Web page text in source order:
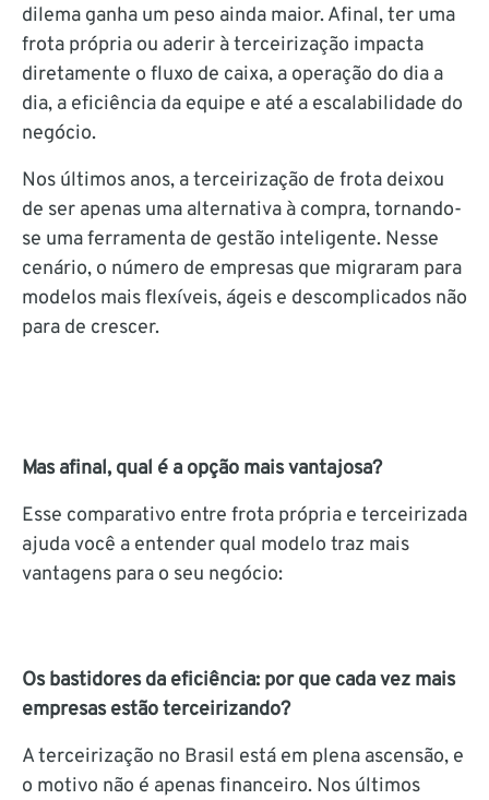
dilema ganha um peso ainda maior. Afinal, ter uma
frota própria ou aderir à terceirização impacta
diretamente o fluxo de caixa, a operação do dia a
dia, a eficiência da equipe e até a escalabilidade do
negócio.
Nos últimos anos, a terceirização de frota deixou
de ser apenas uma alternativa à compra, tornando-
se uma ferramenta de gestão inteligente. Nesse
cenário, o número de empresas que migraram para
modelos mais flexíveis, ágeis e descomplicados não
para de crescer.
Mas afinal, qual é a opção mais vantajosa?
Esse comparativo entre frota própria e terceirizada
ajuda você a entender qual modelo traz mais
vantagens para o seu negócio:
Os bastidores da eficiência: por que cada vez mais
empresas estão terceirizando?
A terceirização no Brasil está em plena ascensão, e
o motivo não é apenas financeiro. Nos últimos